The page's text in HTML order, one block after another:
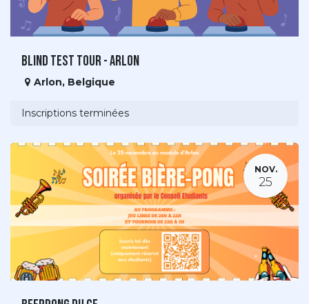
Blind Test Tour - Arlon
Arlon, Belgique
Inscriptions terminées
NOV.
25